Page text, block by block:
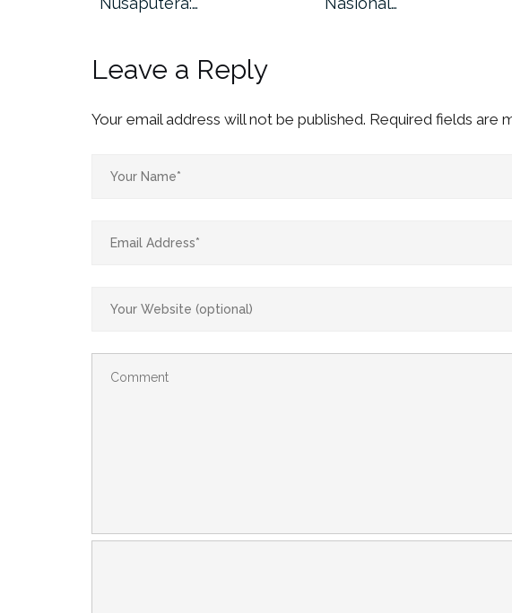
Leave a Reply
Your email address will not be published. Required fields are